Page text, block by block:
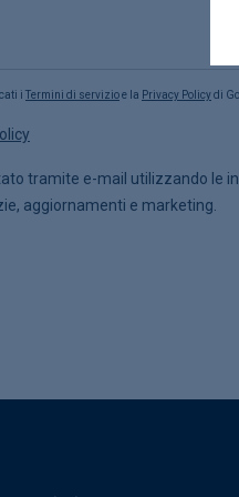
i Termini di servizioe la Privacy Policydi
tramite e-mail utilizzando le
aggiornamenti e marketing.